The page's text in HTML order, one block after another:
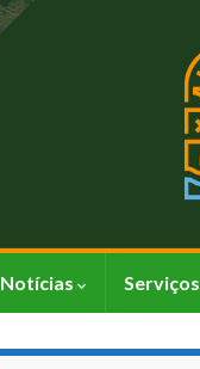
Notícias Serviços